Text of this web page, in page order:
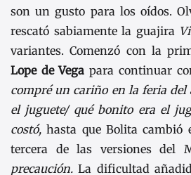
son un gusto para los oídos.
rescató sabiamente la guajira
variantes. Comenzó con la
Lope de Vega para continuar
compré un cariño en la feria del
el juguete/ qué bonito era el
costó,hasta que Bolita cambió
tercera de las versiones del
precaución. La dificultad